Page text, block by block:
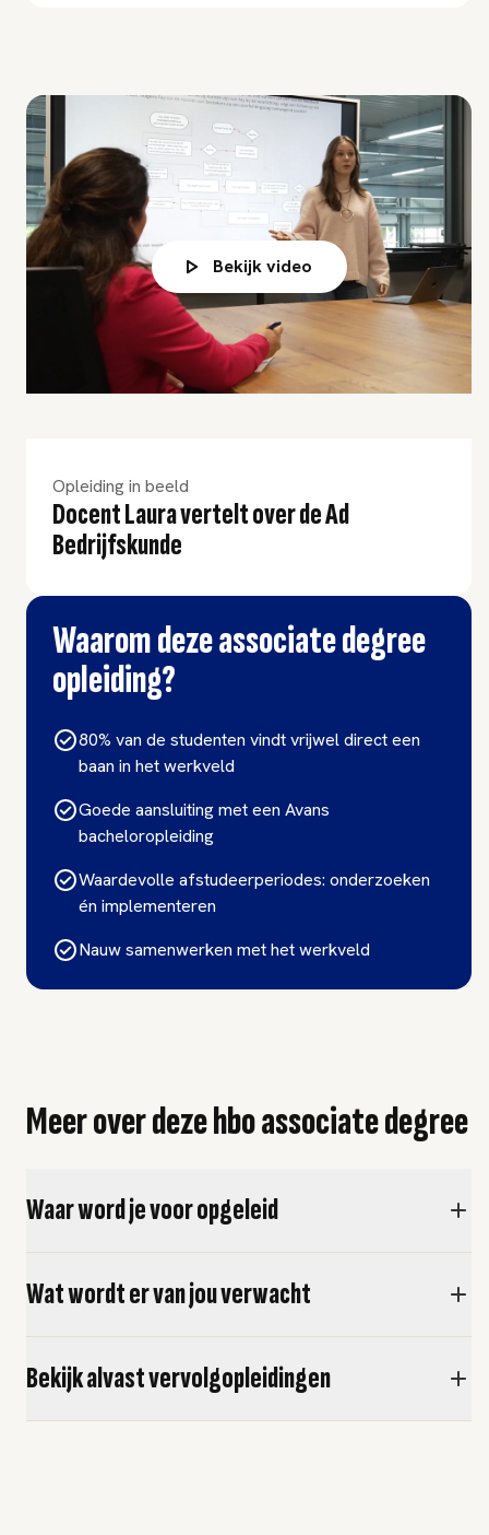
Bekijk video
Opleiding in beeld
Docent Laura vertelt over de Ad
Bedrijfskunde
Waarom deze associate degree
opleiding?
80% van de studenten vindt vrijwel direct een
baan in het werkveld
Goede aansluiting met een Avans
bacheloropleiding
Waardevolle afstudeerperiodes: onderzoeken
én implementeren
Nauw samenwerken met het werkveld
Meer over deze hbo associate degree
Waar word je voor opgeleid
Wat wordt er van jou verwacht
Bekijk alvast vervolgopleidingen